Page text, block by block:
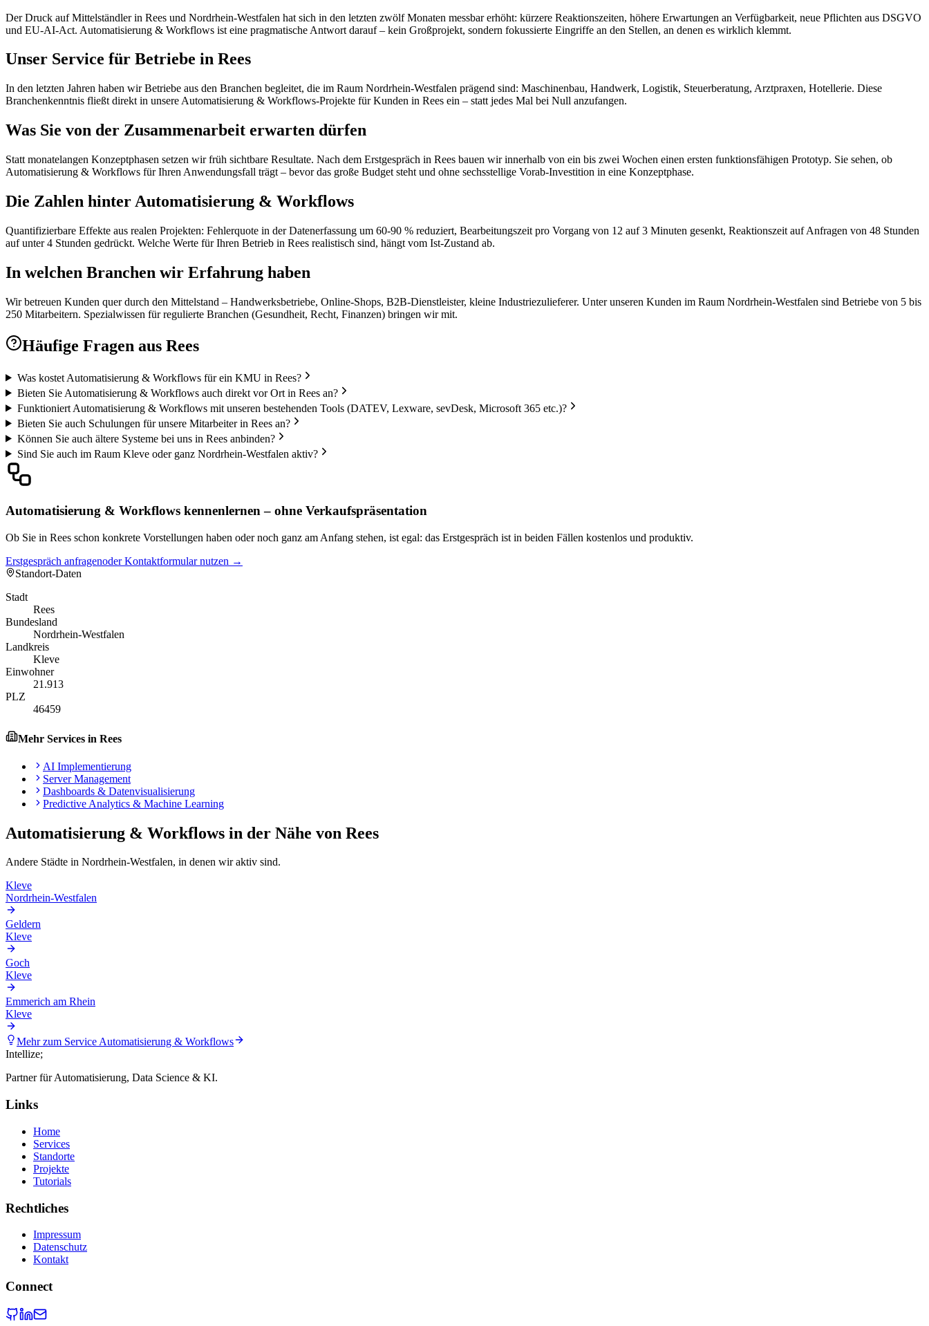
Der Druck auf Mittelständler in Rees und Nordrhein-Westfalen hat sich in den letzten zwölf Monaten messbar erhöht: kürzere Reaktionszeiten, höhere Erwartungen an Verfügbarkeit, neue Pflichten aus DSGVO
und EU-AI-Act. Automatisierung & Workflows ist eine pragmatische Antwort darauf – kein Großprojekt, sondern fokussierte Eingriffe an den Stellen, an denen es wirklich klemmt.
Unser Service für Betriebe in Rees
In den letzten Jahren haben wir Betriebe aus den Branchen begleitet, die im Raum Nordrhein-Westfalen prägend sind: Maschinenbau, Handwerk, Logistik, Steuerberatung, Arztpraxen, Hotellerie. Diese
Branchenkenntnis fließt direkt in unsere Automatisierung & Workflows-Projekte für Kunden in Rees ein – statt jedes Mal bei Null anzufangen.
Was Sie von der Zusammenarbeit erwarten dürfen
Statt monatelangen Konzeptphasen setzen wir früh sichtbare Resultate. Nach dem Erstgespräch in Rees bauen wir innerhalb von ein bis zwei Wochen einen ersten funktionsfähigen Prototyp. Sie sehen, ob
Automatisierung & Workflows für Ihren Anwendungsfall trägt – bevor das große Budget steht und ohne sechsstellige Vorab-Investition in eine Konzeptphase.
Die Zahlen hinter Automatisierung & Workflows
Quantifizierbare Effekte aus realen Projekten: Fehlerquote in der Datenerfassung um 60-90 % reduziert, Bearbeitungszeit pro Vorgang von 12 auf 3 Minuten gesenkt, Reaktionszeit auf Anfragen von 48 Stunden
auf unter 4 Stunden gedrückt. Welche Werte für Ihren Betrieb in Rees realistisch sind, hängt vom Ist-Zustand ab.
In welchen Branchen wir Erfahrung haben
Wir betreuen Kunden quer durch den Mittelstand – Handwerksbetriebe, Online-Shops, B2B-Dienstleister, kleine Industriezulieferer. Unter unseren Kunden im Raum Nordrhein-Westfalen sind Betriebe von 5 bis
250 Mitarbeitern. Spezialwissen für regulierte Branchen (Gesundheit, Recht, Finanzen) bringen wir mit.
Häufige Fragen aus Rees
Was kostet Automatisierung & Workflows für ein KMU in Rees?
Bieten Sie Automatisierung & Workflows auch direkt vor Ort in Rees an?
Funktioniert Automatisierung & Workflows mit unseren bestehenden Tools (DATEV, Lexware, sevDesk, Microsoft 365 etc.)?
Bieten Sie auch Schulungen für unsere Mitarbeiter in Rees an?
Können Sie auch ältere Systeme bei uns in Rees anbinden?
Sind Sie auch im Raum Kleve oder ganz Nordrhein-Westfalen aktiv?
Automatisierung & Workflows kennenlernen – ohne Verkaufspräsentation
Ob Sie in Rees schon konkrete Vorstellungen haben oder noch ganz am Anfang stehen, ist egal: das Erstgespräch ist in beiden Fällen kostenlos und produktiv.
Erstgespräch anfragenoder Kontaktformular nutzen →
Standort-Daten
Stadt
Rees
Bundesland
Nordrhein-Westfalen
Landkreis
Kleve
Einwohner
21.913
PLZ
46459
Mehr Services in Rees
AI Implementierung
Server Management
Dashboards & Datenvisualisierung
Predictive Analytics & Machine Learning
Automatisierung & Workflows in der Nähe von Rees
Andere Städte in Nordrhein-Westfalen, in denen wir aktiv sind.
Kleve
Nordrhein-Westfalen
Geldern
Kleve
Goch
Kleve
Emmerich am Rhein
Kleve
Mehr zum ServiceAutomatisierung & Workflows
Intellize;
Partner für Automatisierung, Data Science & KI.
Links
Home
Services
Standorte
Projekte
Tutorials
Rechtliches
Impressum
Datenschutz
Kontakt
Connect